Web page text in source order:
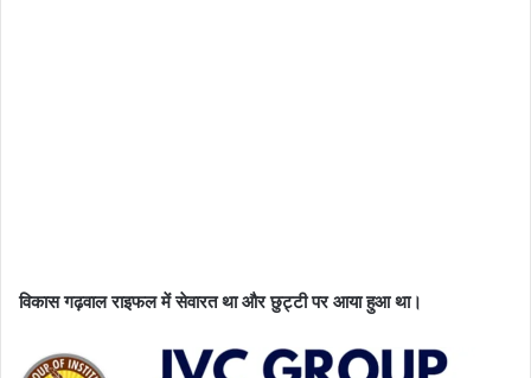
विकास गढ़वाल राइफल में सेवारत था और छुट्टी पर आया हुआ था।